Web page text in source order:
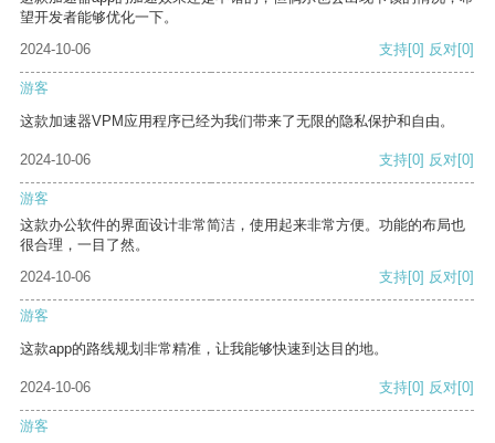
望开发者能够优化一下。
2024-10-06
支持[0] 反对[0]
游客
这款加速器VPM应用程序已经为我们带来了无限的隐私保护和自由。
2024-10-06 支持[0] 反对[0]
游客
这款办公软件的界面设计非常简洁，使用起来非常方便。功能的布局也
很合理，一目了然。
2024-10-06
支持[0] 反对[0]
游客
这款app的路线规划非常精准，让我能够快速到达目的地。
2024-10-06 支持[0] 反对[0]
游客